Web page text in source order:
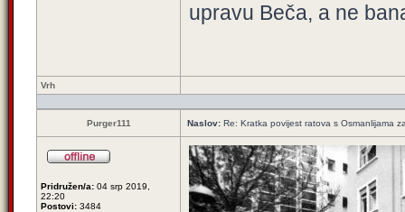
upravu Beča, a ne
Vrh
Purger111 Naslov: Re: Kratka povijest ratova s Osmanlijama
Pridružen/a: 04 srp 2019,
22:20
Postovi: 3484